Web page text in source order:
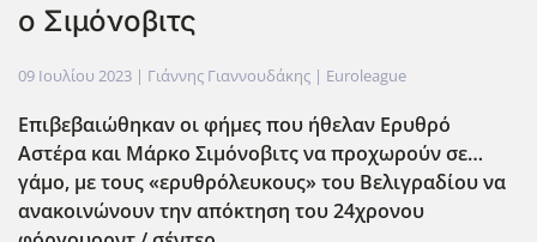
ο Σιμόνοβιτς
09 Ιουλίου 2023 | Γιάννης Γιαννουδάκης | Euroleague
Επιβεβαιώθηκαν οι φήμες που ήθελαν Ερυθρό
Αστέρα και Μάρκο Σιμόνοβιτς να προχωρούν σε…
γάμο, με τους «ερυθρόλευκους» του Βελιγραδίου να
ανακοινώνουν την απόκτηση του 24χρονου